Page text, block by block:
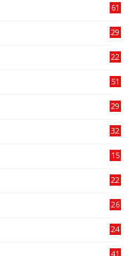
61
29
22
51
29
32
15
22
26
24
41